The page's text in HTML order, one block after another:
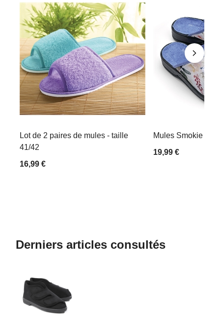
Lot de 2 paires de mules - taille
41/42
16,99 €
Mules Smokie -
19,99 €
Derniers articles consultés